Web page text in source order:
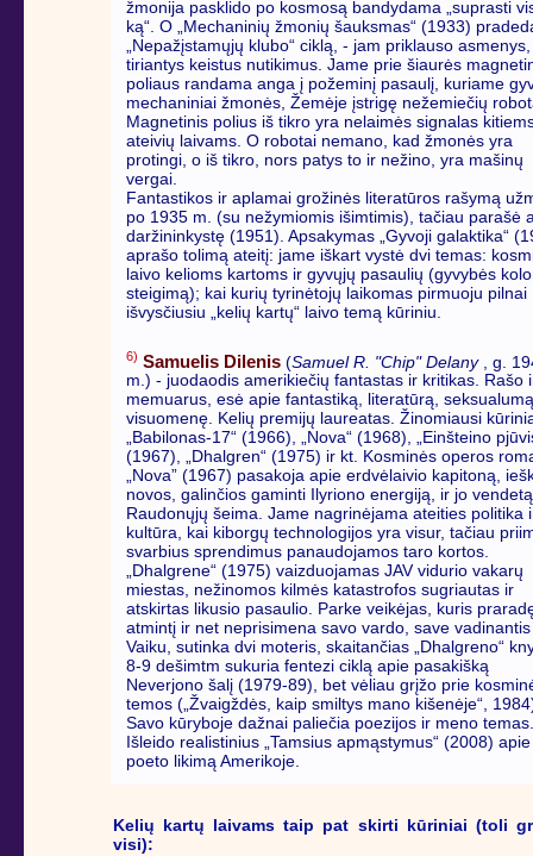
žmonija pasklido po kosmosą bandydama „suprasti
ką“. O „Mechaninių žmonių šauksmas“ (1933)
„Nepažįstamųjų klubo“ ciklą, - jam priklauso asmenys,
tiriantys keistus nutikimus. Jame prie šiaurės
poliaus randama anga į požeminį pasaulį, kuriame
mechaniniai žmonės, Žemėje įstrigę nežemiečių
Magnetinis polius iš tikro yra nelaimės signalas
ateivių laivams. O robotai nemano, kad žmonės yra
protingi, o iš tikro, nors patys to ir nežino, yra mašinų
vergai.
Fantastikos ir aplamai grožinės literatūros rašymą
po 1935 m. (su nežymiomis išimtimis), tačiau parašė
daržininkystę (1951). Apsakymas „Gyvoji galaktika“
aprašo tolimą ateitį: jame iškart vystė dvi temas:
laivo kelioms kartoms ir gyvųjų pasaulių (gyvybės
steigimą); kai kurių tyrinėtojų laikomas pirmuoju pilnai
išvysčiusiu „kelių kartų“ laivo temą kūriniu.
6) Samuelis Dilenis (Samuel R. "Chip" Delany
, g.
m.) - juodaodis amerikiečių fantastas ir kritikas. Rašo
memuarus, esė apie fantastiką, literatūrą,
visuomenę. Kelių premijų laureatas. Žinomiausi
„Babilonas-17“ (1966), „Nova“ (1968), „Einšteino
(1967), „Dhalgren“ (1975) ir kt. Kosminės operos
„Nova” (1967) pasakoja apie erdvėlaivio kapitoną,
novos, galinčios gaminti Ilyriono energiją, ir jo
Raudonųjų šeima. Jame nagrinėjama ateities politika
kultūra, kai kiborgų technologijos yra visur, tačiau
svarbius sprendimus panaudojamos taro kortos.
„Dhalgrene“ (1975) vaizduojamas JAV vidurio vakarų
miestas, nežinomos kilmės katastrofos sugriautas ir
atskirtas likusio pasaulio. Parke veikėjas, kuris
atmintį ir net neprisimena savo vardo, save vadinantis
Vaiku, sutinka dvi moteris, skaitančias „Dhalgreno“
8-9 dešimtm sukuria fentezi ciklą apie pasakišką
Neverjono šalį (1979-89), bet vėliau grįžo prie
temos („Žvaigždės, kaip smiltys mano kišenėje“,
Savo kūryboje dažnai paliečia poezijos ir meno temas.
Išleido realistinius „Tamsius apmąstymus“ (2008) apie
poeto likimą Amerikoje.
Kelių kartų laivams taip pat skirti kūriniai (toli
visi):